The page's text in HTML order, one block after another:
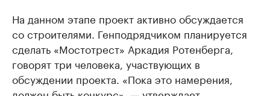
На данном этапе проект активно обсуждается
со строителями. Генподрядчиком планируется
сделать «Мостотрест» Аркадия Ротенберга,
говорят три человека, участвующих в
обсуждении проекта. «Пока это намерения,